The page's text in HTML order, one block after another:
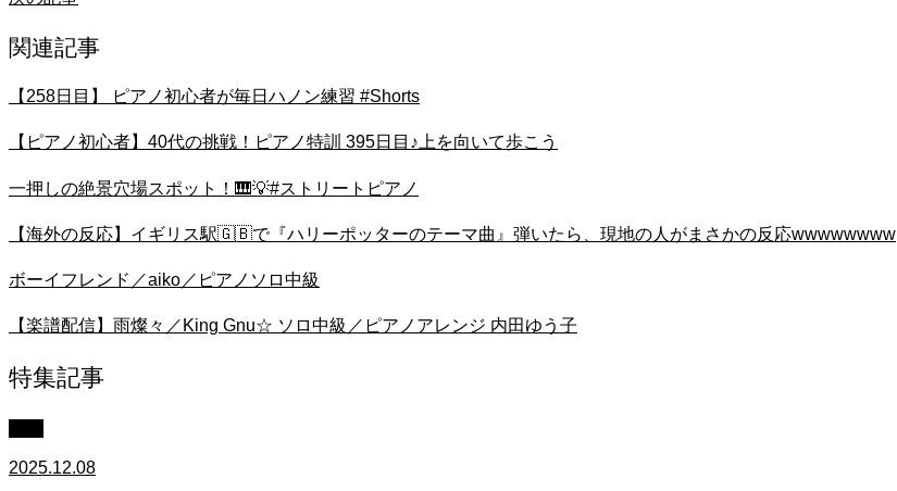
関連記事
【258日目】 ピアノ初心者が毎日ハノン練習 #Shorts
【ピアノ初心者】40代の挑戦！ピアノ特訓 395日目♪上を向いて歩こう
一押しの絶景穴場スポット！🎹💡#ストリートピアノ
【海外の反応】イギリス駅🇬🇧で『ハリーポッターのテーマ曲』弾いたら、現地の人がまさかの反応wwwwwwww
ボーイフレンド／aiko／ピアノソロ中級
【楽譜配信】雨燦々／King Gnu☆ ソロ中級／ピアノアレンジ 内田ゆう子
特集記事
2025.12.08